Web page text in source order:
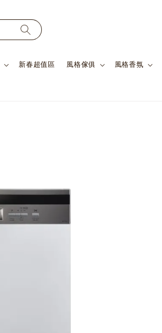
新春超值區 風格傢俱 風格香氛